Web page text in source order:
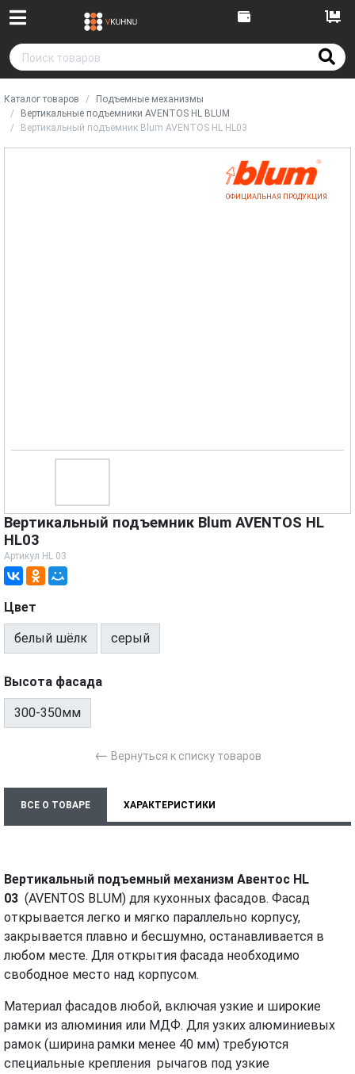
Каталог товаров
Подъемные механизмы
Вертикальные подъемники AVENTOS HL BLUM
Вертикальный подъемник Blum AVENTOS HL HL03
ОФИЦИАЛЬНАЯ ПРОДУКЦИЯ
Вертикальный подъемник Blum AVENTOS HL
HL03
Артикул HL 03
Цвет
белый шёлк серый
Высота фасада
300-350мм
← Вернуться к списку товаров
ВСЕ О ТОВАРЕ ХАРАКТЕРИСТИКИ
Вертикальный подъемный механизм Авентос HL
03 (AVENTOS BLUM) для кухонных фасадов. Фасад
открывается легко и мягко параллельно корпусу,
закрывается плавно и бесшумно, останавливается в
любом месте. Для открытия фасада необходимо
свободное место над корпусом.
Материал фасадов любой, включая узкие и широкие
рамки из алюминия или МДФ. Для узких алюминиевых
рамок (ширина рамки менее 40 мм) требуются
специальные крепления рычагов под узкие